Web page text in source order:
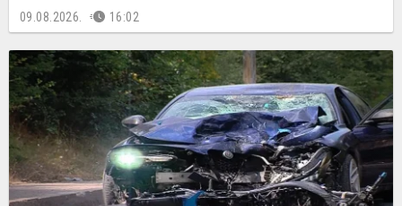
09.08.2026. 16:02